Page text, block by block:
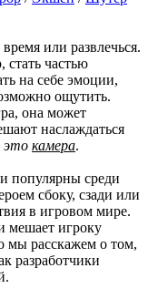
ожидал, что будет
flac отдельная
Speed: Most Wanted
(торрент,
Game Soundtrack
полную версию,
или развлечься.
стать частью
на себе эмоции,
ощутить.
она может
наслаждаться
это камера.
популярны среди
сбоку, сзади или
в игровом мире.
мешает игроку
мы расскажем о том,
разработчики